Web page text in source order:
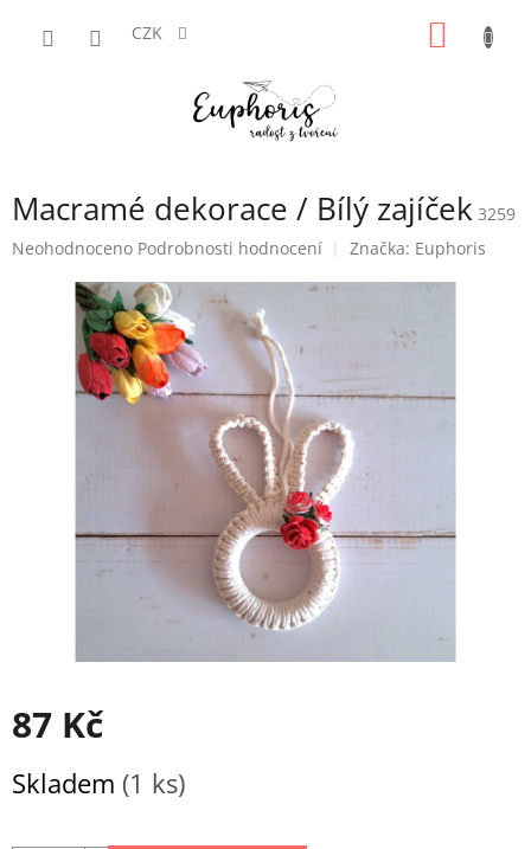
CZK
Macramé dekorace / Bílý zajíček 3259
Průměrné
produktu
Neohodnoceno Podrobnosti hodnocení Značka: Euphoris
87 Kč
cena:
Skladem (1 ks)